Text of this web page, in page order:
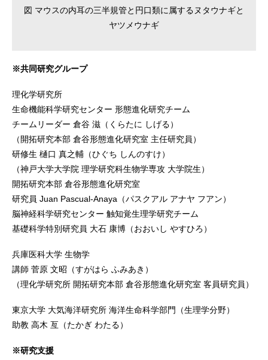
図 マウスの内耳の三半規管と円口類に属するヌタウナギと
ヤツメウナギ
※共同研究グループ
理化学研究所
生命機能科学研究センター 形態進化研究チーム
チームリーダー 倉谷 滋（くらたに しげる）
（開拓研究本部 倉谷形態進化研究室 主任研究員）
研修生 樋口 真之輔（ひぐち しんのすけ）
（神戸大学大学院 理学研究科生物学専攻 大学院生）
開拓研究本部 倉谷形態進化研究室
研究員 Juan Pascual-Anaya（パスクアル アナヤ フアン）
脳神経科学研究センター 触知覚生理学研究チーム
基礎科学特別研究員 大石 康博（おおいし やすひろ）
兵庫医科大学 生物学
講師 菅原 文昭（すがはら ふみあき）
（理化学研究所 開拓研究本部 倉谷形態進化研究室 客員研究員）
東京大学 大気海洋研究所 海洋生命科学部門（生理学分野）
助教 高木 亙（たかぎ わたる）
※研究支援